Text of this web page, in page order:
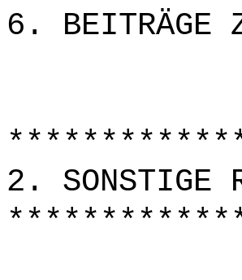
6. BEITRÄGE
2. SONSTIGE